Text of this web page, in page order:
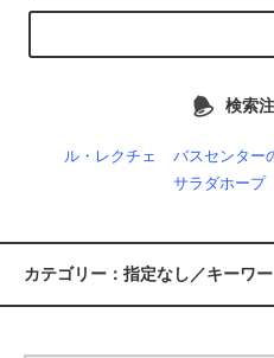
検索
ル・レクチェ バスセンター
サラダホープ
カテゴリー：指定なし／キーワ